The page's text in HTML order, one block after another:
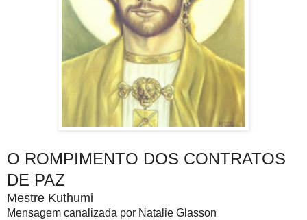
O ROMPIMENTO DOS CONTRATOS
DE PAZ
Mestre Kuthumi
Mensagem canalizada por Natalie Glasson